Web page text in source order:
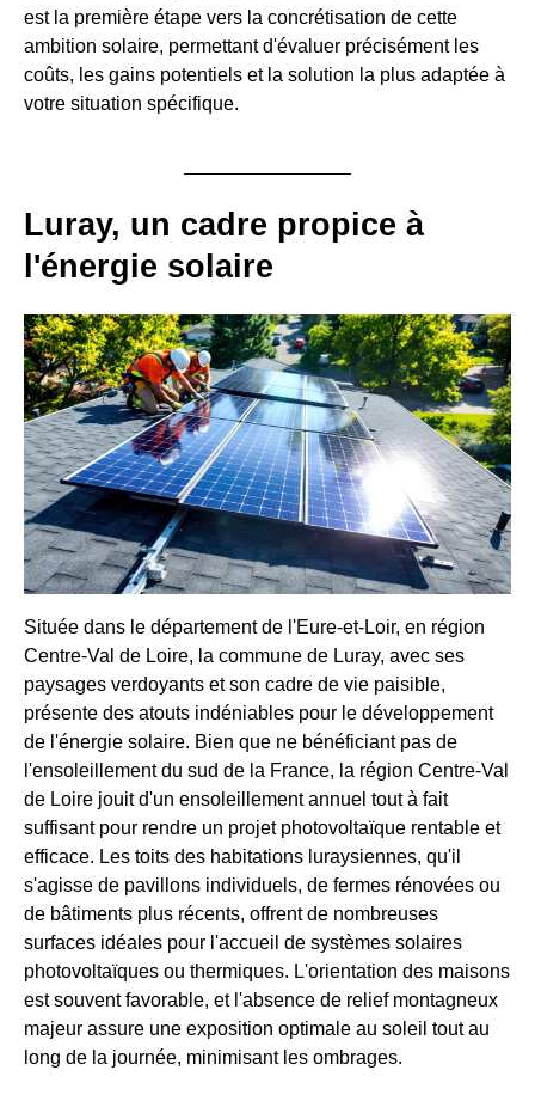
est la première étape vers la concrétisation de cette
ambition solaire, permettant d'évaluer précisément les
coûts, les gains potentiels et la solution la plus adaptée à
votre situation spécifique.
Luray, un cadre propice à
l'énergie solaire
Située dans le département de l'Eure-et-Loir, en région
Centre-Val de Loire, la commune de Luray, avec ses
paysages verdoyants et son cadre de vie paisible,
présente des atouts indéniables pour le développement
de l'énergie solaire. Bien que ne bénéficiant pas de
l'ensoleillement du sud de la France, la région Centre-Val
de Loire jouit d'un ensoleillement annuel tout à fait
suffisant pour rendre un projet photovoltaïque rentable et
efficace. Les toits des habitations luraysiennes, qu'il
s'agisse de pavillons individuels, de fermes rénovées ou
de bâtiments plus récents, offrent de nombreuses
surfaces idéales pour l'accueil de systèmes solaires
photovoltaïques ou thermiques. L'orientation des maisons
est souvent favorable, et l'absence de relief montagneux
majeur assure une exposition optimale au soleil tout au
long de la journée, minimisant les ombrages.